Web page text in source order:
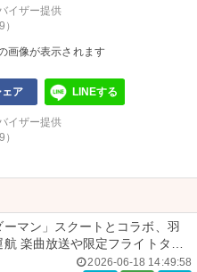
イザー提供
）
画像が表示されます
ェア LINEする
イザー提供
）
マン」スクートとコラボ、羽
航 楽曲放送や限定フライトタグ
2026-06-18 14:49:58